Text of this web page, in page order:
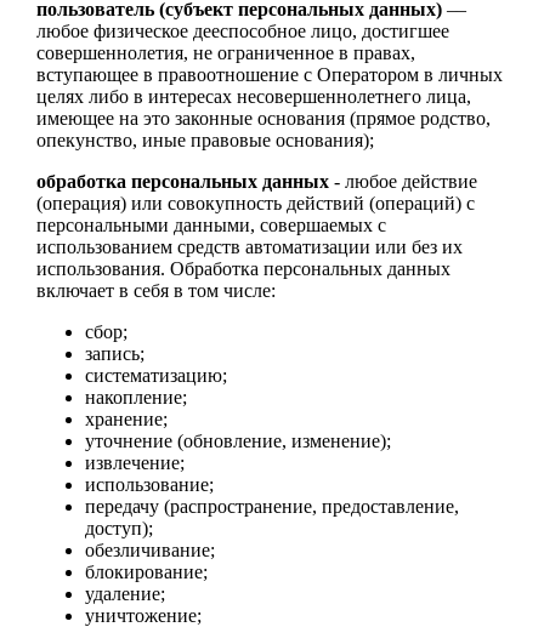
пользователь (субъект персональных данных) ––
любое физическое дееспособное лицо, достигшее
совершеннолетия, не ограниченное в правах,
вступающее в правоотношение с Оператором в личных
целях либо в интересах несовершеннолетнего лица,
имеющее на это законные основания (прямое родство,
опекунство, иные правовые основания);
обработка персональных данных - любое действие
(операция) или совокупность действий (операций) с
персональными данными, совершаемых с
использованием средств автоматизации или без их
использования. Обработка персональных данных
включает в себя в том числе:
сбор;
запись;
систематизацию;
накопление;
хранение;
уточнение (обновление, изменение);
извлечение;
использование;
передачу (распространение, предоставление,
доступ);
обезличивание;
блокирование;
удаление;
уничтожение;